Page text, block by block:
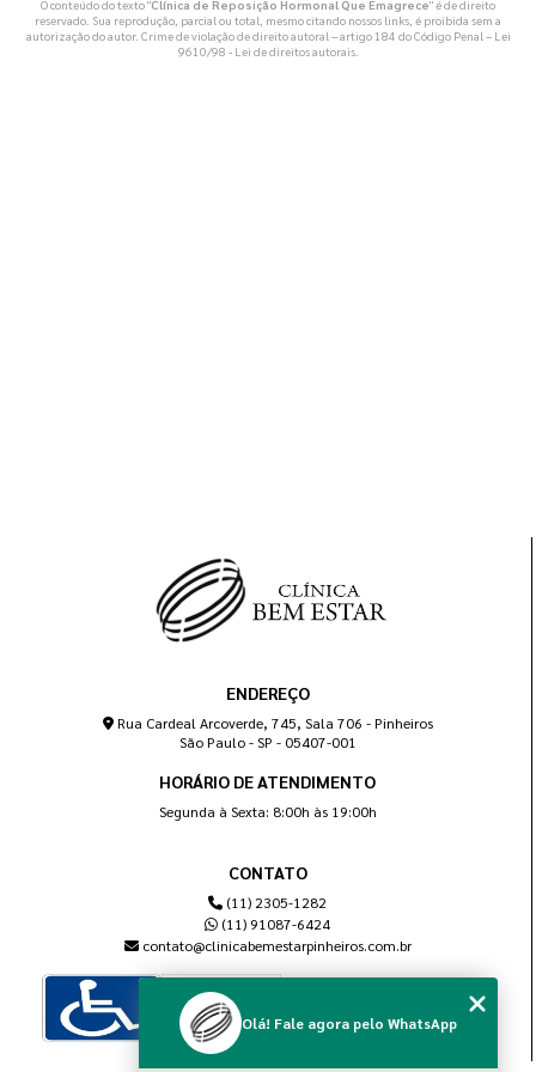
O conteúdo do texto "Clínica de Reposição Hormonal Que Emagrece" é de direito
reservado. Sua reprodução, parcial ou total, mesmo citando nossos links, é proibida sem a
autorização do autor. Crime de violação de direito autoral – artigo 184 do Código Penal – Lei
9610/98 - Lei de direitos autorais.
ENDEREÇO
Rua Cardeal Arcoverde, 745, Sala 706 - Pinheiros
São Paulo - SP - 05407-001
HORÁRIO DE ATENDIMENTO
Segunda à Sexta: 8:00h às 19:00h
CONTATO
(11) 2305-1282
(11) 91087-6424
contato@clinicabemestarpinheiros.com.br
Olá! Fale agora pelo WhatsApp